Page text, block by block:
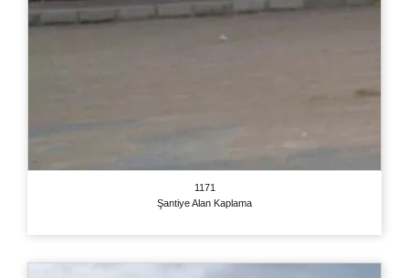
1171
Şantiye Alan Kaplama